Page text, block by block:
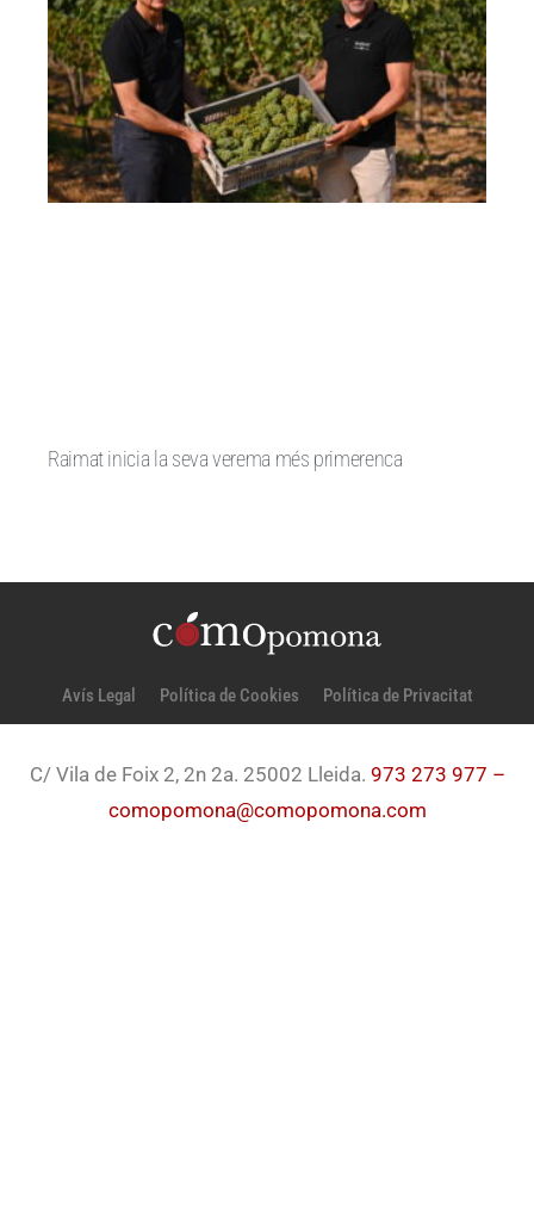
Raimat inicia la seva verema més primerenca
Avís Legal Política de Cookies Política de Privacitat
C/ Vila de Foix 2, 2n 2a. 25002 Lleida. 973 273 977 –
comopomona@comopomona.com